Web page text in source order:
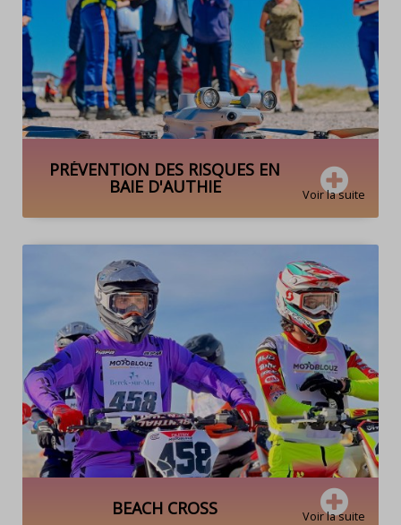
PRÉVENTION DES RISQUES EN
BAIE D'AUTHIE Voir la suite
BEACH CROSS Voir la suite